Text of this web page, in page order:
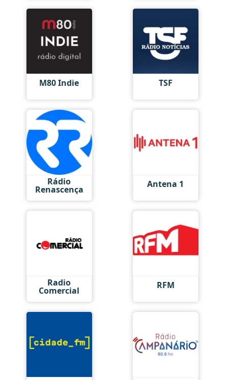
M80 Indie TSF
Rádio
Renascença Antena 1
Radio
Comercial RFM